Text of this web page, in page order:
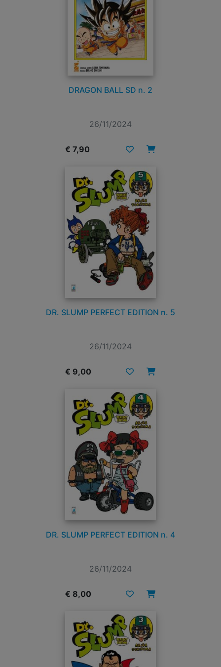
DRAGON BALL SD n. 2
26/11/2024
€ 7,90
DR. SLUMP PERFECT EDITION n. 5
26/11/2024
€ 9,00
DR. SLUMP PERFECT EDITION n. 4
26/11/2024
€ 8,00